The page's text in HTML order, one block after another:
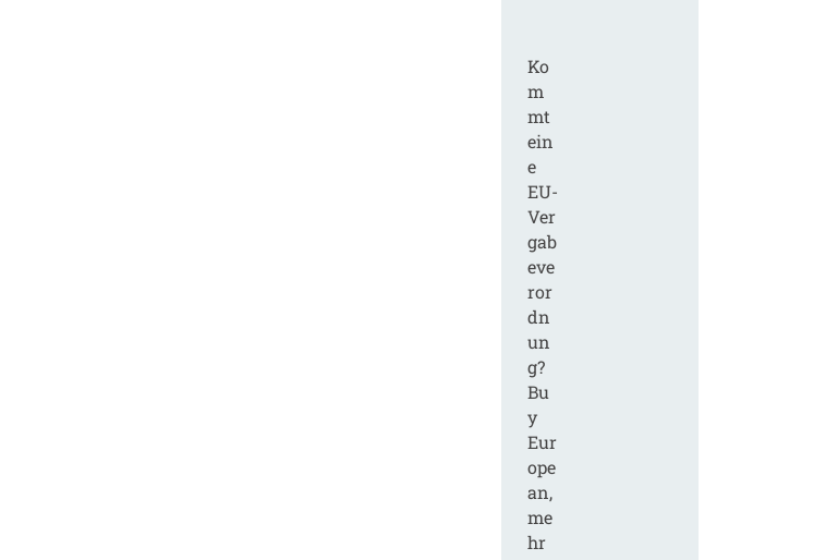
Ko
m
mt
ein
e
EU-
Ver
gab
eve
ror
dn
un
g?
Bu
y
Eur
ope
an,
me
hr